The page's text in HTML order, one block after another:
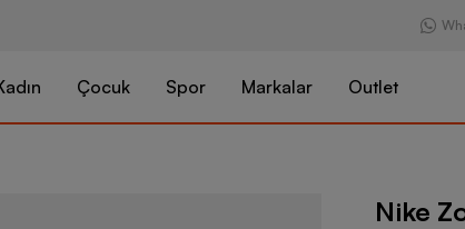
Çocuk Spor Markalar Outlet
Nike Zoom Vapor 16 Pro
Nike